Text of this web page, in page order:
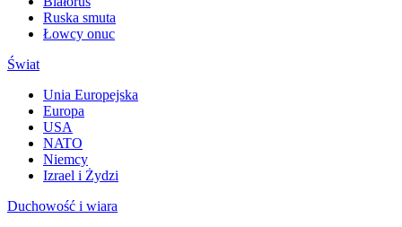
Ruska smuta
Łowcy onuc
Świat
Unia Europejska
Europa
USA
NATO
Niemcy
Izrael i Żydzi
Duchowość i wiara